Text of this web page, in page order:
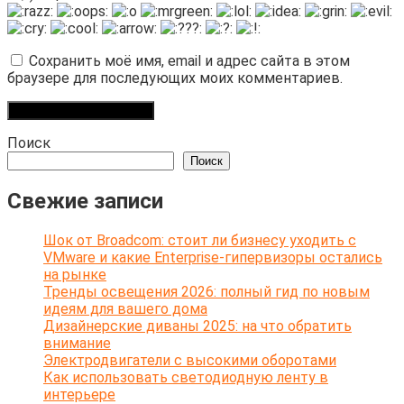
Сохранить моё имя, email и адрес сайта в этом
браузере для последующих моих комментариев.
Поиск
Поиск
Свежие записи
Шок от Broadcom: стоит ли бизнесу уходить с
VMware и какие Enterprise-гипервизоры остались
на рынке
Тренды освещения 2026: полный гид по новым
идеям для вашего дома
Дизайнерские диваны 2025: на что обратить
внимание
Электродвигатели с высокими оборотами
Как использовать светодиодную ленту в
интерьере